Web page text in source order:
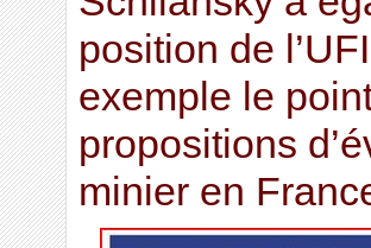
position de
exemple le
propositions
minier en